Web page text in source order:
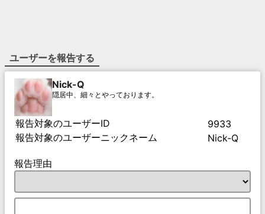
ユーザーを報告する
Nick-Q
隠居中、細々とやっております。
報告対象のユーザーID
9933
報告対象のユーザーニックネーム
Nick-Q
報告理由